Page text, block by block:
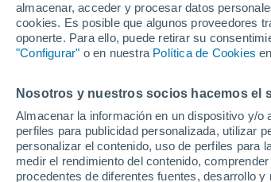
almacenar, acceder y procesar datos
cookies. Es posible que algunos proveedores
oponerte. Para ello, puede retirar su
"Configurar" o en nuestra Política de Cookies
Nosotros y nuestros socios hacemos el
Almacenar la información en un dispositivo y/
perfiles para publicidad personalizada, utilizar
personalizar el contenido, uso de perfiles para
medir el rendimiento del contenido,
procedentes de diferentes fuentes, desarrollo
GFS América Sur -
Lat(+10..-30)
GFS América Sur -